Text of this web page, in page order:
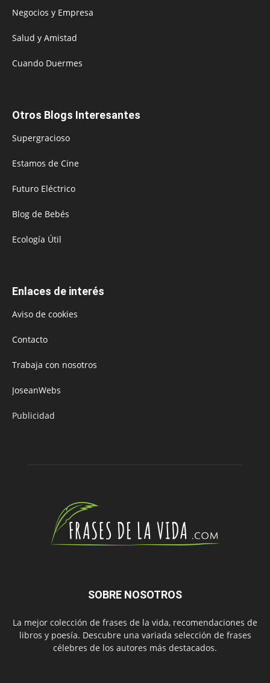
Negocios y Empresa
Salud y Amistad
Cuando Duermes
Otros Blogs Interesantes
Supergracioso
Estamos de Cine
Futuro Eléctrico
Blog de Bebés
Ecología Útil
Enlaces de interés
Aviso de cookies
Contacto
Trabaja con nosotros
JoseanWebs
Publicidad
SOBRE NOSOTROS
La mejor colección de frases de la vida, recomendaciones de
libros y poesía. Descubre una variada selección de frases
célebres de los autores más destacados.